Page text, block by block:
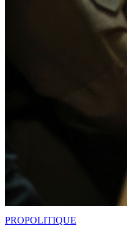
PROPOLITIQUE